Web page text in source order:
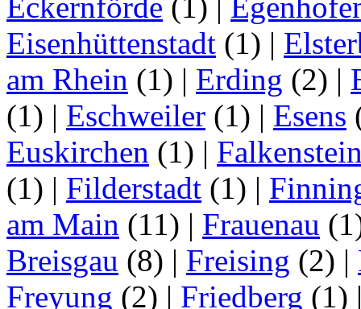
Eckernförde (1) |
Eisenhüttenstadt (1) |
am Rhein (1) | Erding (2) |
(1) | Eschweiler (1) | Esens
Euskirchen (1) |
(1) | Filderstadt (1) |
am Main (11) | Frauenau
Breisgau (8) | Freising (2) |
Freyung (2) | Friedberg (1)